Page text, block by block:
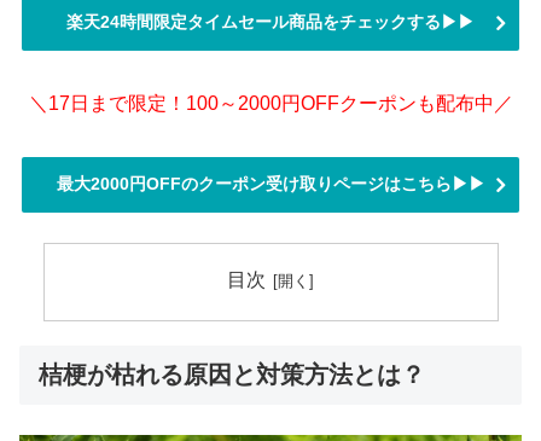
楽天24時間限定タイムセール商品をチェックする▶▶
＼17日まで限定！100～2000円OFFクーポンも配布中／
最大2000円OFFのクーポン受け取りページはこちら▶▶
目次
桔梗が枯れる原因と対策方法とは？